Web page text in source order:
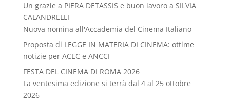
Un grazie a PIERA DETASSIS e buon lavoro a SILVIA
CALANDRELLI
Nuova nomina all'Accademia del Cinema Italiano
Proposta di LEGGE IN MATERIA DI CINEMA: ottime
notizie per ACEC e ANCCI
FESTA DEL CINEMA DI ROMA 2026
La ventesima edizione si terrà dal 4 al 25 ottobre
2026